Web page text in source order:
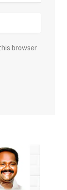
browser